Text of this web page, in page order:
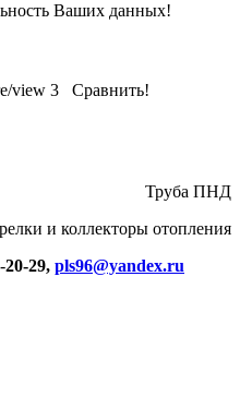
Ваших данных!
view 3
Сравнить!
Труба ПНД
и коллекторы отопления
-20-29, pls96@yandex.ru